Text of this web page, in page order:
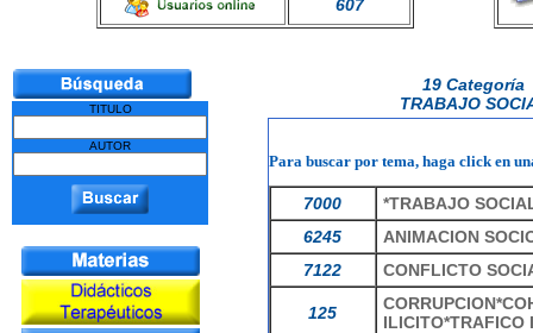
607
TITULO
AUTOR
19 Categoría
TRABAJO
Para buscar por tema, haga click en
7000
*TRABAJO
6245
ANIMACION
7122
CONFLICTO
125
ILICITO*TRAFICO